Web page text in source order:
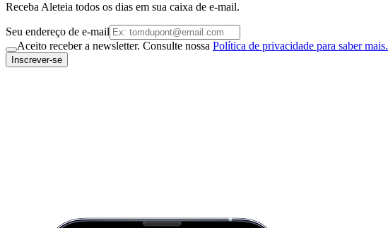
Receba Aleteia todos os dias em sua caixa de e-mail.
Seu endereço de e-mail
Aceito receber a newsletter. Consulte nossa Política de privacidade para saber mais.
Inscrever-se